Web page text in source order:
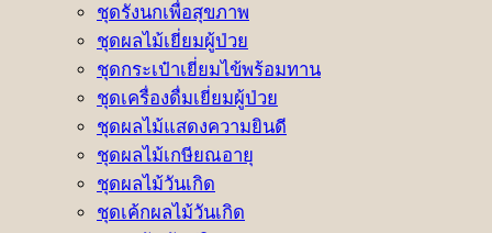
ชุดรังนกเพื่อสุขภาพ
ชุดผลไม้เยี่ยมผู้ป่วย
ชุดกระเป๋าเยี่ยมไข้พร้อมทาน
ชุดเครื่องดื่มเยี่ยมผู้ป่วย
ชุดผลไม้แสดงความยินดี
ชุดผลไม้เกษียณอายุ
ชุดผลไม้วันเกิด
ชุดเค้กผลไม้วันเกิด